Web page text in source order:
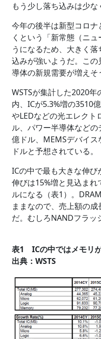
もう少し落ち込みは少な
今年の後半は新型コロ
くという「新常態（ニ
うになるため、大きく
込みが強いようだ。こ
導体の新規需要が増えそ
WSTSが集計した2020
内、ICが5.3%増の3510
やLEDなどの光エレクト
ル、パワー半導体など
億ドル、MEMSデバイ
ドルと予想されている。
ICの中で最も大きな伸び
伸びは15%増と見込ま
ルになる（表1）。
ままなので、売上額の
だ。むしろNANDフラッ
表1 ICの中ではメモリ
出典：WSTS